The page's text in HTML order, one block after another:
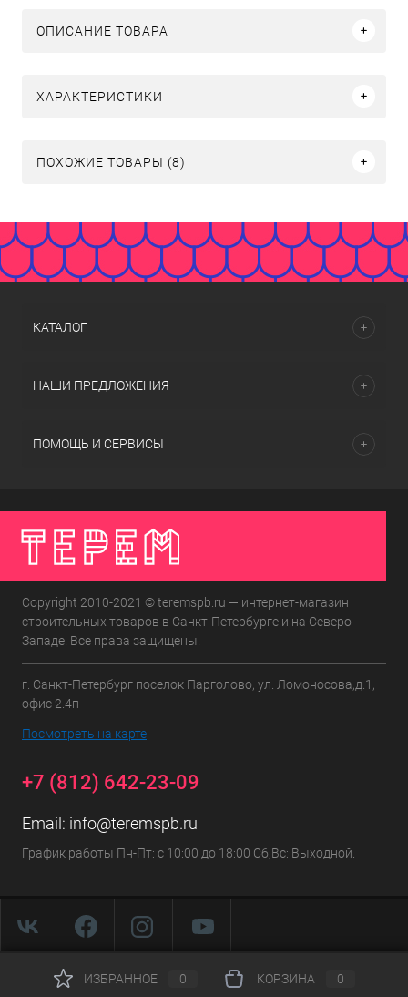
ОПИСАНИЕ ТОВАРА
ХАРАКТЕРИСТИКИ
ПОХОЖИЕ ТОВАРЫ (8)
КАТАЛОГ
НАШИ ПРЕДЛОЖЕНИЯ
ПОМОЩЬ И СЕРВИСЫ
Copyright 2010-2021 © teremspb.ru — интернет-магазин
строительных товаров в Санкт-Петербурге и на Северо-
Западе. Все права защищены.
г. Санкт-Петербург поселок Парголово, ул. Ломоносова,д.1,
офис 2.4п
Посмотреть на карте
+7 (812) 642-23-09
Email: info@teremspb.ru
График работы Пн-Пт: с 10:00 до 18:00 Сб,Вс: Выходной.
ИЗБРАННОЕ 0 КОРЗИНА 0